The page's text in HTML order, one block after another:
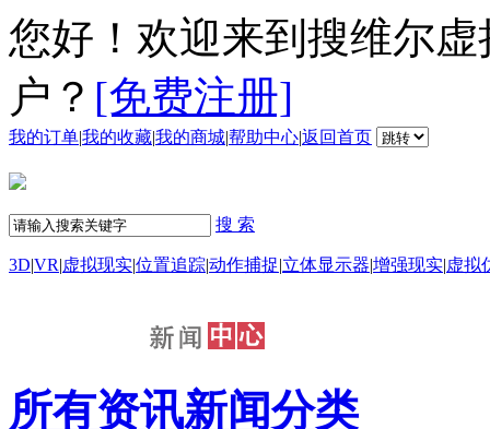
您好！欢迎来到搜维尔
户？ [免费注册]
我的订单|我的收藏|我的商城|帮助中心|返回首页
搜 索
3D|VR|虚拟现实|位置追踪|动作捕捉|立体显示器|增强现实|虚拟
所有资讯新闻分类